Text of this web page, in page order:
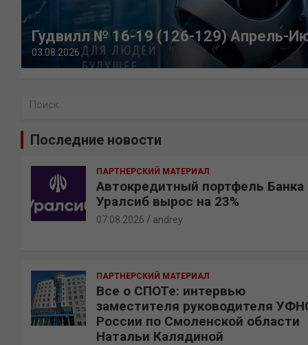
Гудвилл № 16-19 (126-129) Апрель-
03.08.2026
Последние новости
ПАРТНЕРСКИЙ МАТЕРИАЛ
Автокредитный портфель Банка
Уралсиб вырос на 23%
07.08.2026 andrey
ПАРТНЕРСКИЙ МАТЕРИАЛ
Все о СПОТе: интервью
заместителя руководителя
России по Смоленской области
Натальи Калядиной